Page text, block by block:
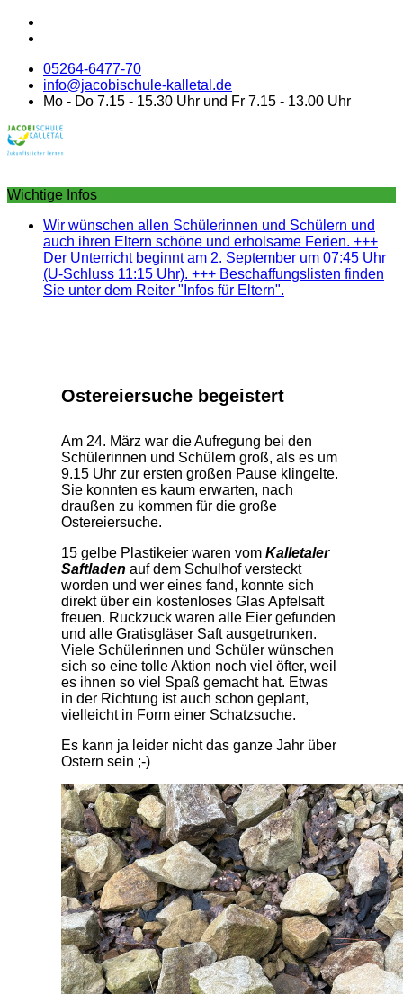
05264-6477-70
info@jacobischule-kalletal.de
Mo - Do 7.15 - 15.30 Uhr und Fr 7.15 - 13.00 Uhr
Wichtige Infos
Wir wünschen allen Schülerinnen und Schülern und
auch ihren Eltern schöne und erholsame Ferien. +++
Der Unterricht beginnt am 2. September um 07:45 Uhr
(U-Schluss 11:15 Uhr). +++ Beschaffungslisten finden
Sie unter dem Reiter "Infos für Eltern".
Ostereiersuche begeistert
Am 24. März war die Aufregung bei den
Schülerinnen und Schülern groß, als es um
9.15 Uhr zur ersten großen Pause klingelte.
Sie konnten es kaum erwarten, nach
draußen zu kommen für die große
Ostereiersuche.
15 gelbe Plastikeier waren vom Kalletaler
Saftladen auf dem Schulhof versteckt
worden und wer eines fand, konnte sich
direkt über ein kostenloses Glas Apfelsaft
freuen. Ruckzuck waren alle Eier gefunden
und alle Gratisgläser Saft ausgetrunken.
Viele Schülerinnen und Schüler wünschen
sich so eine tolle Aktion noch viel öfter, weil
es ihnen so viel Spaß gemacht hat. Etwas
in der Richtung ist auch schon geplant,
vielleicht in Form einer Schatzsuche.
Es kann ja leider nicht das ganze Jahr über
Ostern sein ;-)